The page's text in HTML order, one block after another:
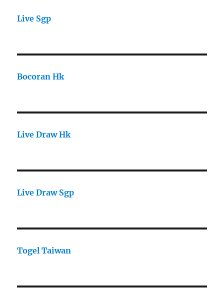
Live Sgp
Bocoran Hk
Live Draw Hk
Live Draw Sgp
Togel Taiwan